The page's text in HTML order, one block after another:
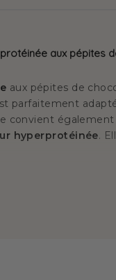
aux pépites
aux pépites de
parfaitement
convient
hyperprotéinée.
adaptée à la